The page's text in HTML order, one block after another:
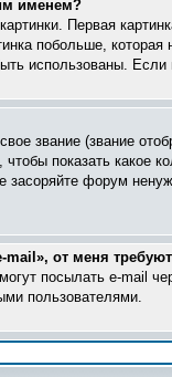
именем?
Первая
побольше, которая
использованы.
звание (звание
показать какое
форум
от меня
посылать e-mail
пользователями.